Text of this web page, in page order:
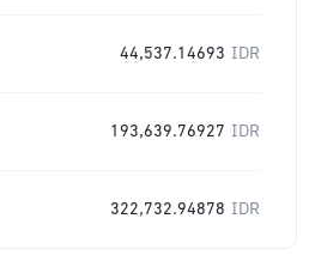
44,537.14693 IDR
193,639.76927 IDR
322,732.94878 IDR